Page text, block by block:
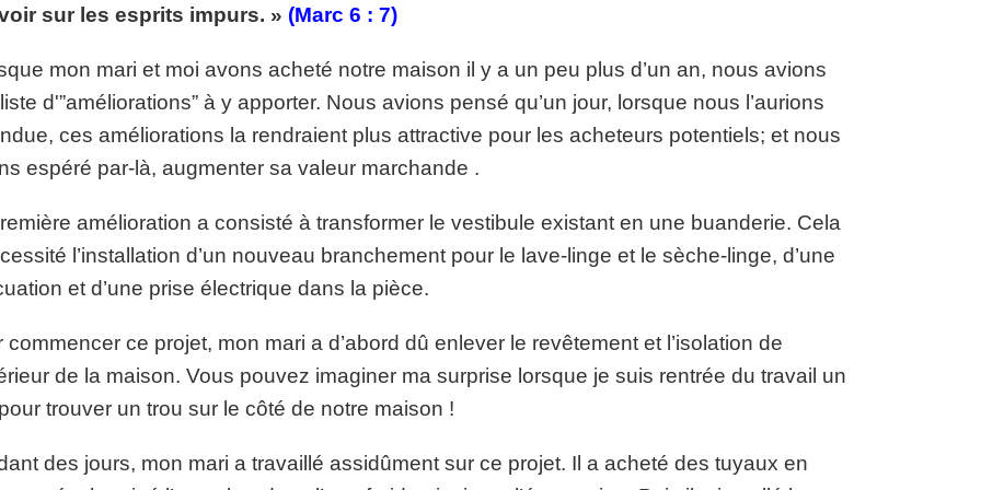
volume.
www.lafoiapostolique.org/wp-
lasse-rempli-de-tritesse.mp3
sur les esprits impurs. » (Marc 6 : 7)
mon mari et moi avons acheté notre maison il y a un peu plus d’un an, nous avions
d'”améliorations” à y apporter. Nous avions pensé qu’un jour, lorsque nous l’aurions
ces améliorations la rendraient plus attractive pour les acheteurs potentiels; et nous
espéré par-là, augmenter sa valeur marchande .
amélioration a consisté à transformer le vestibule existant en une buanderie. Cela
l’installation d’un nouveau branchement pour le lave-linge et le sèche-linge, d’une
et d’une prise électrique dans la pièce.
commencer ce projet, mon mari a d’abord dû enlever le revêtement et l’isolation de
de la maison. Vous pouvez imaginer ma surprise lorsque je suis rentrée du travail un
trouver un trou sur le côté de notre maison !
des jours, mon mari a travaillé assidûment sur ce projet. Il a acheté des tuyaux en